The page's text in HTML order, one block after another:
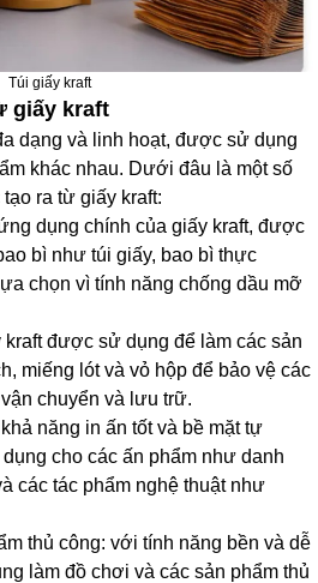
Túi giấy kraft
giấy kraft
dạng và linh hoạt, được sử dụng
khác nhau. Dưới đâu là một số
ra từ giấy kraft:
dụng chính của giấy kraft, được
bì như túi giấy, bao bì thực
chọn vì tính năng chống dầu mỡ
kraft được sử dụng để làm các sản
miếng lót và vỏ hộp để bảo vệ các
chuyển và lưu trữ.
năng in ấn tốt và bề mặt tự
cho các ấn phẩm như danh
các tác phẩm nghệ thuật như
thủ công: với tính năng bền và dễ
làm đồ chơi và các sản phẩm thủ